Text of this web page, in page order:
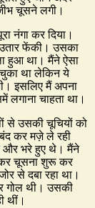
चूसने लगी।
नंगा कर दिया।
उतार फेंकी। उसका
हुआ था। मैंने ऐसा
था लेकिन ये
इसलिए मैं अपना
लगाना चाहता था।
से उसकी चूचियों को
कर मज़े ले रही
भरे हुए थे। मैंने
चूसना शुरू कर
से दबा रहा था।
गोल थी। उसकी
थीं।